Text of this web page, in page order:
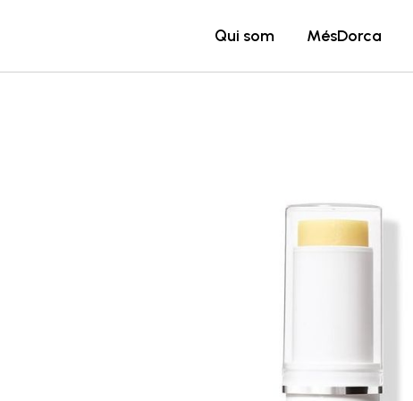
Qui som MésDorca